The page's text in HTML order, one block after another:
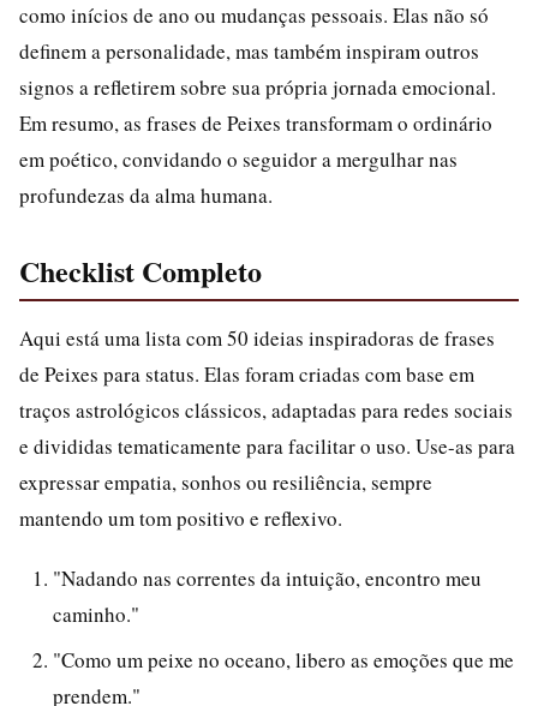
como inícios de ano ou mudanças pessoais. Elas não só
definem a personalidade, mas também inspiram outros
signos a refletirem sobre sua própria jornada emocional.
Em resumo, as frases de Peixes transformam o ordinário
em poético, convidando o seguidor a mergulhar nas
profundezas da alma humana.
Checklist Completo
Aqui está uma lista com 50 ideias inspiradoras de frases
de Peixes para status. Elas foram criadas com base em
traços astrológicos clássicos, adaptadas para redes sociais
e divididas tematicamente para facilitar o uso. Use-as para
expressar empatia, sonhos ou resiliência, sempre
mantendo um tom positivo e reflexivo.
"Nadando nas correntes da intuição, encontro meu
caminho."
"Como um peixe no oceano, libero as emoções que me
prendem."